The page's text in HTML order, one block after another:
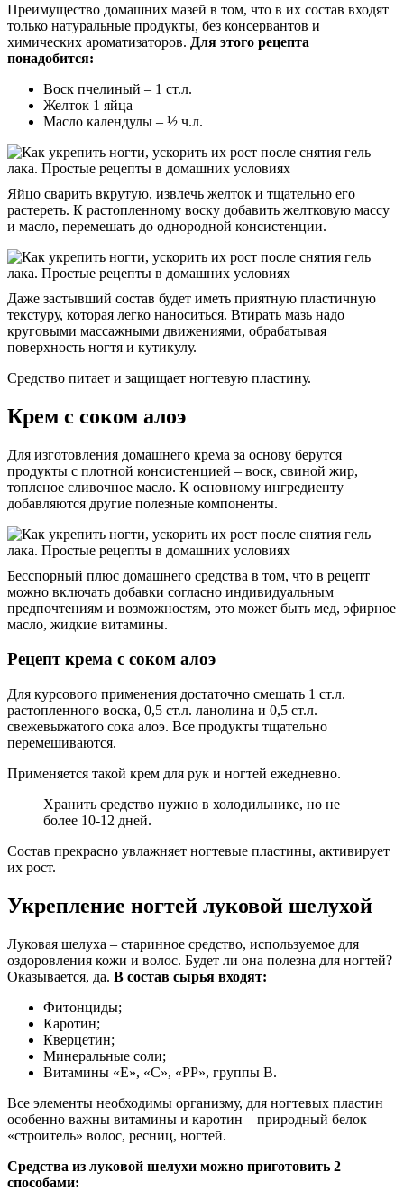
Преимущество домашних мазей в том, что в их состав входят
только натуральные продукты, без консервантов и
химических ароматизаторов. Для этого рецепта
понадобится:
Воск пчелиный – 1 ст.л.
Желток 1 яйца
Масло календулы – ½ ч.л.
Яйцо сварить вкрутую, извлечь желток и тщательно его
растереть. К растопленному воску добавить желтковую массу
и масло, перемешать до однородной консистенции.
Даже застывший состав будет иметь приятную пластичную
текстуру, которая легко наноситься. Втирать мазь надо
круговыми массажными движениями, обрабатывая
поверхность ногтя и кутикулу.
Средство питает и защищает ногтевую пластину.
Крем с соком алоэ
Для изготовления домашнего крема за основу берутся
продукты с плотной консистенцией – воск, свиной жир,
топленое сливочное масло. К основному ингредиенту
добавляются другие полезные компоненты.
Бесспорный плюс домашнего средства в том, что в рецепт
можно включать добавки согласно индивидуальным
предпочтениям и возможностям, это может быть мед, эфирное
масло, жидкие витамины.
Рецепт крема с соком алоэ
Для курсового применения достаточно смешать 1 ст.л.
растопленного воска, 0,5 ст.л. ланолина и 0,5 ст.л.
свежевыжатого сока алоэ. Все продукты тщательно
перемешиваются.
Применяется такой крем для рук и ногтей ежедневно.
Хранить средство нужно в холодильнике, но не
более 10-12 дней.
Состав прекрасно увлажняет ногтевые пластины, активирует
их рост.
Укрепление ногтей луковой шелухой
Луковая шелуха – старинное средство, используемое для
оздоровления кожи и волос. Будет ли она полезна для ногтей?
Оказывается, да. В состав сырья входят:
Фитонциды;
Каротин;
Кверцетин;
Минеральные соли;
Витамины «Е», «С», «РР», группы В.
Все элементы необходимы организму, для ногтевых пластин
особенно важны витамины и каротин – природный белок –
«строитель» волос, ресниц, ногтей.
Средства из луковой шелухи можно приготовить 2
способами: